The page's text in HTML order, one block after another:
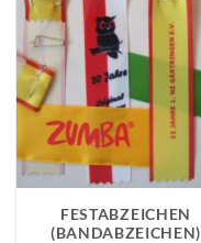
FESTABZEICHEN
(BANDABZEICHEN)